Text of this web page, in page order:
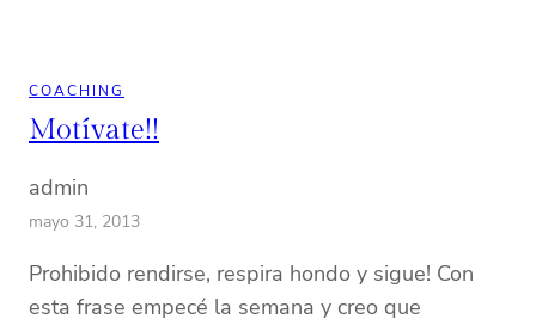
COACHING
Motívate!!
admin
mayo 31, 2013
Prohibido rendirse, respira hondo y sigue! Con
esta frase empecé la semana y creo que